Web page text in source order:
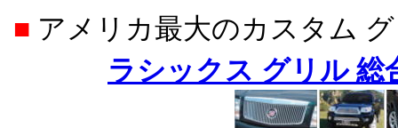
■ アメリカ最大のカスタム
ラシックス グリル 総